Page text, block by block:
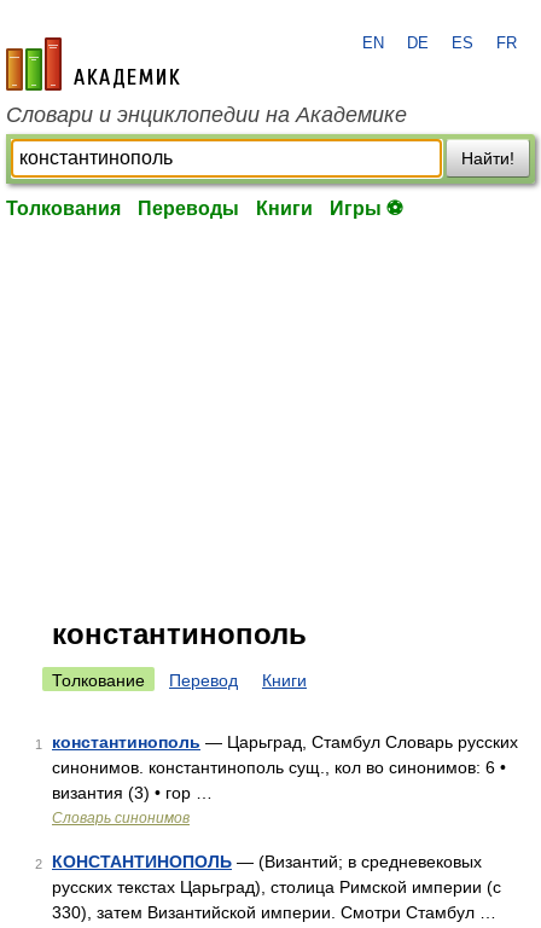
academic.ru
EN DE ES FR
Словари и энциклопедии на Академике
Найти!
Толкования Переводы Книги Игры ⚽
константинополь
Толкование Перевод Книги
1 константинополь — Царьград, Стамбул Словарь русских
синонимов. константинополь сущ., кол во синонимов: 6 •
византия (3) • гор …
Словарь синонимов
2 КОНСТАНТИНОПОЛЬ — (Византий; в средневековых
русских текстах Царьград), столица Римской империи (с
330), затем Византийской империи. Смотри Стамбул …